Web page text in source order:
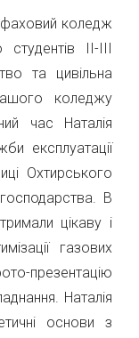
коледж
ІІ-ІІІ
та цивільна
коледжу
час Наталія
експлуатації
Охтирського
господарства. В
цікаву і
газових
презентацію
Наталія
основи з